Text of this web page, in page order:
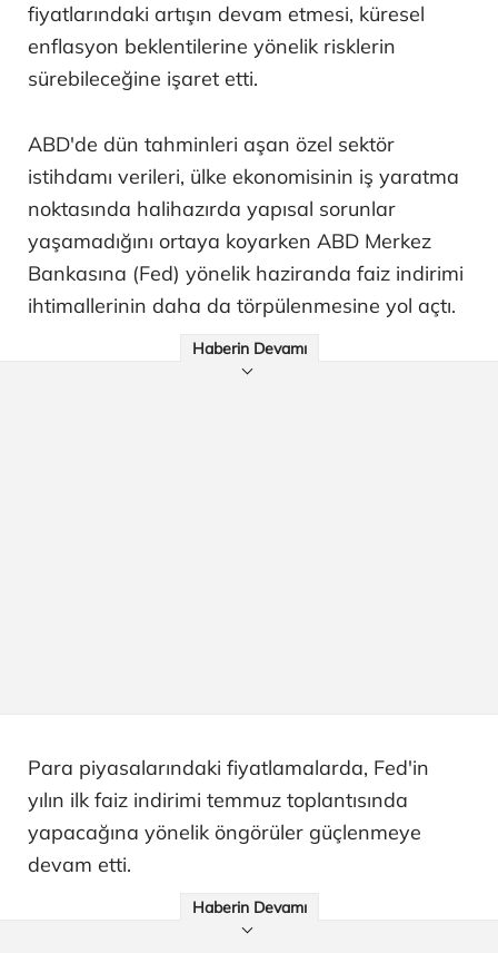
fiyatlarındaki artışın devam etmesi, küresel
enflasyon beklentilerine yönelik risklerin
sürebileceğine işaret etti.
ABD'de dün tahminleri aşan özel sektör
istihdamı verileri, ülke ekonomisinin iş yaratma
noktasında halihazırda yapısal sorunlar
yaşamadığını ortaya koyarken ABD Merkez
Bankasına (Fed) yönelik haziranda faiz indirimi
ihtimallerinin daha da törpülenmesine yol açtı.
Haberin Devamı
Para piyasalarındaki fiyatlamalarda, Fed'in
yılın ilk faiz indirimi temmuz toplantısında
yapacağına yönelik öngörüler güçlenmeye
devam etti.
Haberin Devamı